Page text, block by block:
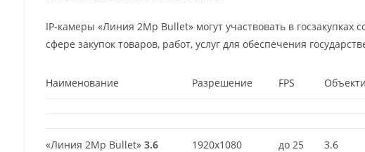
IP-камеры «Линия 2Mp Bullet» могут участвовать в госзакупках
сфере закупок товаров, работ, услуг для обеспечения
Наименование Разрешение FPS
«Линия 2Mp Bullet» 3.6 1920х1080 до 25 3.6